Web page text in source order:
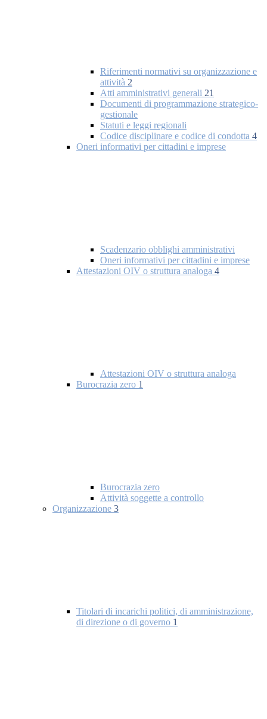
Riferimenti normativi su organizzazione e
attività 2
Atti amministrativi generali 21
Documenti di programmazione strategico-
gestionale
Statuti e leggi regionali
Codice disciplinare e codice di condotta 4
Oneri informativi per cittadini e imprese
Scadenzario obblighi amministrativi
Oneri informativi per cittadini e imprese
Attestazioni OIV o struttura analoga 4
Attestazioni OIV o struttura analoga
Burocrazia zero 1
Burocrazia zero
Attività soggette a controllo
Organizzazione 3
Titolari di incarichi politici, di amministrazione,
di direzione o di governo 1